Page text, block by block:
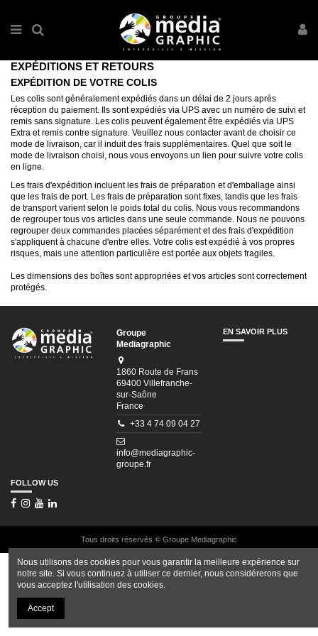
EXPÉDITIONS ET RETOURS
EXPÉDITION DE VOTRE COLIS
Les colis sont généralement expédiés dans un délai de 2 jours après
réception du paiement. Ils sont expédiés via UPS avec un numéro de suivi et
remis sans signature. Les colis peuvent également être expédiés via UPS
Extra et remis contre signature. Veuillez nous contacter avant de choisir ce
mode de livraison, car il induit des frais supplémentaires. Quel que soit le
mode de livraison choisi, nous vous envoyons un lien pour suivre votre colis
en ligne.
Les frais d'expédition incluent les frais de préparation et d'emballage ainsi
que les frais de port. Les frais de préparation sont fixes, tandis que les frais
de transport varient selon le poids total du colis. Nous vous recommandons
de regrouper tous vos articles dans une seule commande. Nous ne pouvons
regrouper deux commandes placées séparément et des frais d'expédition
s'appliquent à chacune d'entre elles. Votre colis est expédié à vos propres
risques, mais une attention particulière est portée aux objets fragiles.
Les dimensions des boîtes sont appropriées et vos articles sont correctement
protégés.
Groupe
Mediagraphic
1860 Route de Frans
69400 Villefranche-
sur-Saône
France
+33 4 74 09 04 27
info@mediagraphic-
groupe.fr
EN SAVOIR PLUS
FOLLOW US
Tous droits réservés © Groupe Mediagraphic
Nous utilisons des cookies pour vous garantir la meilleure expérience sur
notre site. Si vous continuez à utiliser ce dernier, nous considérerons que
vous acceptez l'utilisation des cookies.
Accept